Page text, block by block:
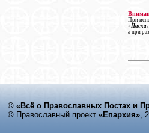
При
а при
© «Всё о Православных Постах и
© Православный проект «Епархия»,